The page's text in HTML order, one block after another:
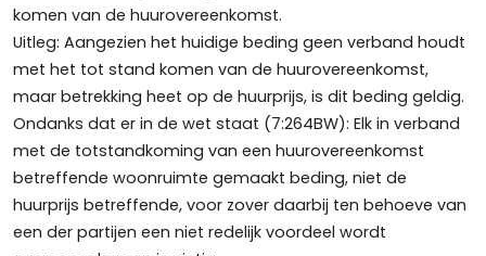
komen van de huurovereenkomst.
Uitleg: Aangezien het huidige beding geen verband houdt
met het tot stand komen van de huurovereenkomst,
maar betrekking heet op de huurprijs, is dit beding geldig.
Ondanks dat er in de wet staat (7:264BW): Elk in verband
met de totstandkoming van een huurovereenkomst
betreffende woonruimte gemaakt beding, niet de
huurprijs betreffende, voor zover daarbij ten behoeve van
een der partijen een niet redelijk voordeel wordt